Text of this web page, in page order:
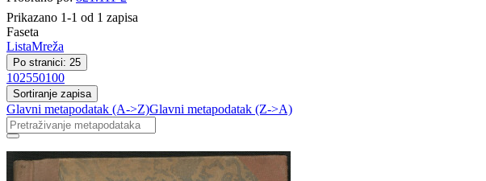
Prikazano 1-1 od 1 zapisa
Faseta
ListaMreža
Po stranici: 25
102550100
Sortiranje zapisa
Glavni metapodatak (A->Z)Glavni metapodatak (Z->A)